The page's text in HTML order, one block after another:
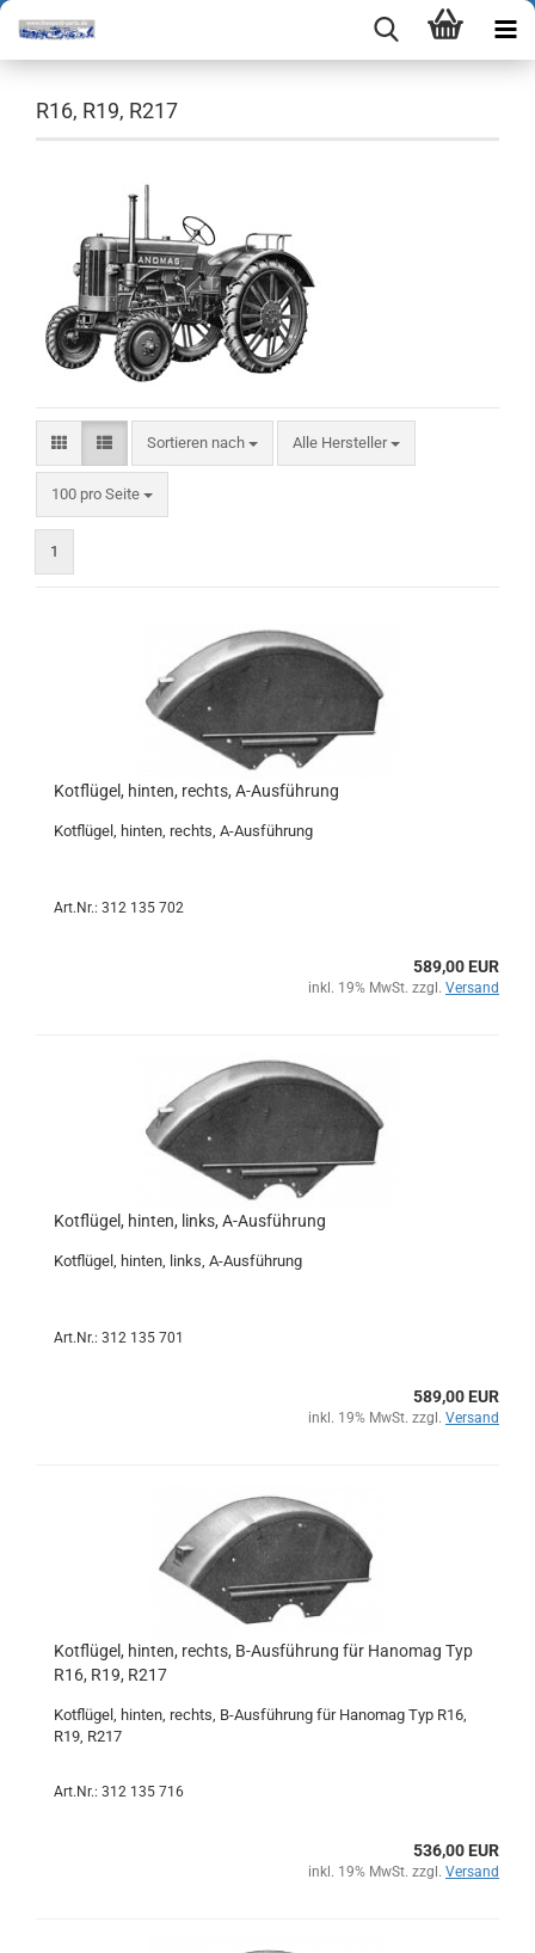
R16, R19, R217
Sortieren nach
Sortieren nach Alle Hersteller
100 pro Seite
pro Seite
1
Kotflügel, hinten, rechts, A-Ausführung
Kotflügel, hinten, rechts, A-Ausführung
Art.Nr.: 312 135 702
589,00 EUR
inkl. 19% MwSt. zzgl. Versand
Kotflügel, hinten, links, A-Ausführung
Kotflügel, hinten, links, A-Ausführung
Art.Nr.: 312 135 701
589,00 EUR
inkl. 19% MwSt. zzgl. Versand
Kotflügel, hinten, rechts, B-Ausführung für Hanomag Typ
R16, R19, R217
Kotflügel, hinten, rechts, B-Ausführung für Hanomag Typ R16,
R19, R217
Art.Nr.: 312 135 716
536,00 EUR
inkl. 19% MwSt. zzgl. Versand